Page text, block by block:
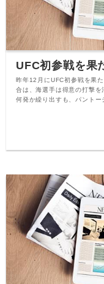
UFC初参戦を果
昨年12月にUFC初参戦を果
合は、海選手は得意の打撃
何発か繰り出すも、パントー